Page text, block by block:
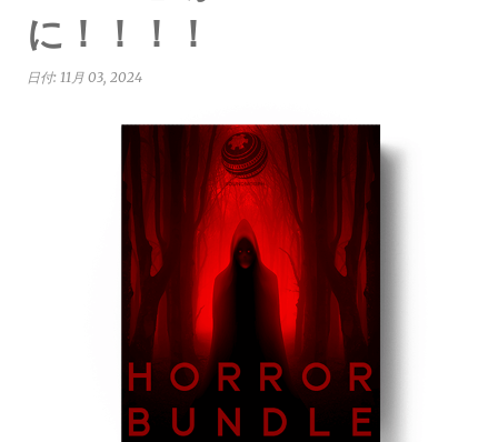
に！！！！
日付: 11月 03, 2024